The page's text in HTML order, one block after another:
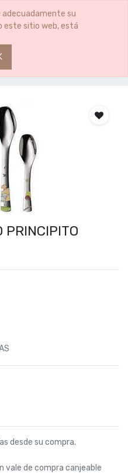
adecuadamente su
este sitio web, está
0 0
PRINCIPITO
desde su compra.
vale de compra canjeable